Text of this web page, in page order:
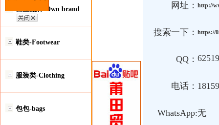
自主品牌-Own brand
鞋类-Footwear
服装类-Clothing
包包-bags
网址： http://
搜索一下： https://
QQ：
电话：
WhatsApp:无